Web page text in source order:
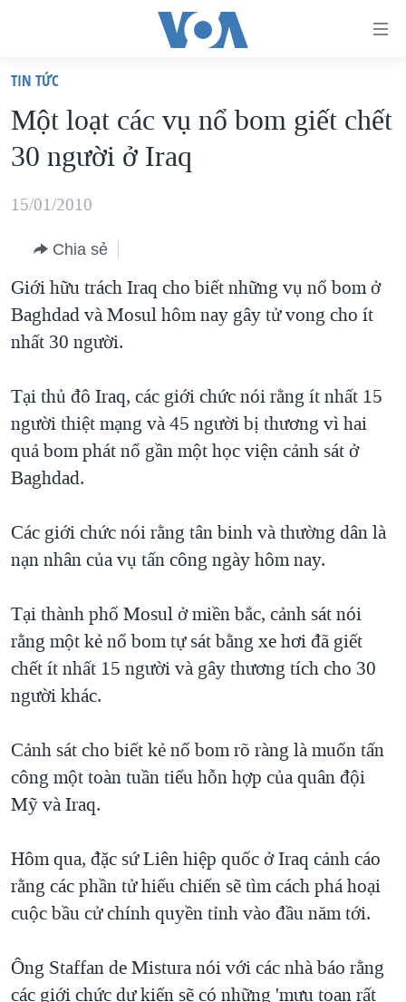
truy
cập
Tới
dung
chính
điều
hướng
chính
tới
"Tìm"
VIỆT NAM
HOA KỲ
BIỂN ĐÔNG
BLOG
DIỄN ĐÀN
MỤC
VẠCH TRẦN TIN GIẢ
NGƯỜI VIỆT HẢI NGOẠI
ĐỜI SỐNG
KINH TẾ
KHOA HỌC
SỨC KHOẺ
THỂ THAO
GIÁO DỤC
CHUYÊN ĐỀ
CHIẾN TRANH THƯƠNG MẠI CỦA MỸ: QUÁ KHỨ VÀ HIỆN
HÀNH TRÌNH BẦU CỬ 2024
MỘT NĂM CHIẾN TRANH TẠI DẢI GAZA
NGÀY TỊ NẠN THẾ GIỚI
TRỊNH VĨNH BÌNH - NGƯỜI HẠ 'BÊN THẮNG CUỘC'
GROUND ZERO – XƯA VÀ NAY
CHI PHÍ CHIẾN TRANH AFGHANISTAN
CÁC GIÁ TRỊ CỘNG HÒA Ở VIỆT NAM
THƯỢNG ĐỈNH TRUMP-KIM TẠI VIỆT NAM
NGƯ DÂN VIỆT VÀ LÀN SÓNG TRỘM HẢI SÂM
BÊN KIA QUỐC LỘ: TIẾNG VỌNG TỪ NÔNG THÔN MỸ
HỌC TIẾNG ANH
VIDEO
NGHE
TIN TỨC
Một loạt các vụ nổ bom giết chết
30 người ở Iraq
15/01/2010
Chia sẻ
Giới hữu trách Iraq cho biết những vụ nổ bom ở
Baghdad và Mosul hôm nay gây tử vong cho ít
nhất 30 người.
Tại thủ đô Iraq, các giới chức nói rằng ít nhất 15
người thiệt mạng và 45 người bị thương vì hai
quả bom phát nổ gần một học viện cảnh sát ở
Baghdad.
Các giới chức nói rằng tân binh và thường dân là
nạn nhân của vụ tấn công ngày hôm nay.
Tại thành phố Mosul ở miền bắc, cảnh sát nói
rằng một kẻ nổ bom tự sát bằng xe hơi đã giết
chết ít nhất 15 người và gây thương tích cho 30
người khác.
Cảnh sát cho biết kẻ nổ bom rõ ràng là muốn tấn
công một toàn tuần tiểu hỗn hợp của quân đội
Mỹ và Iraq.
Hôm qua, đặc sứ Liên hiệp quốc ở Iraq cảnh cáo
rằng các phần tử hiếu chiến sẽ tìm cách phá hoại
cuộc bầu cử chính quyền tỉnh vào đầu năm tới.
Ông Staffan de Mistura nói với các nhà báo rằng
các giới chức dự kiến sẽ có những 'mưu toan rất